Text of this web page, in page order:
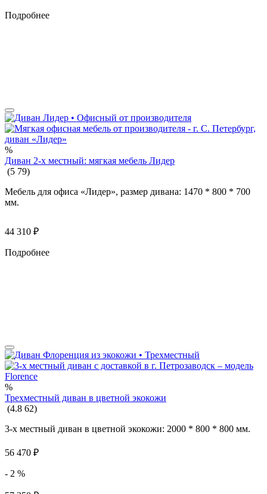
Подробнее
%
Диван 2-х местный: мягкая мебель Лидер
(5 79)
Мебель для офиса «Лидер», размер дивана: 1470 * 800 * 700
мм.
44 310 ₽
Подробнее
%
Трехместный диван в цветной экокожи
(4.8 62)
3-х местный диван в цветной экокожи: 2000 * 800 * 800 мм.
56 470 ₽
- 2 %